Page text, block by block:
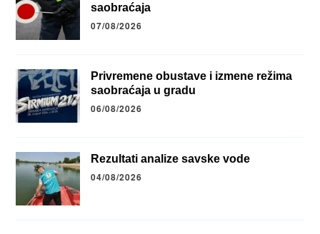
saobraćaja
07/08/2026
Privremene obustave i izmene režima
saobraćaja u gradu
06/08/2026
Rezultati analize savske vode
04/08/2026